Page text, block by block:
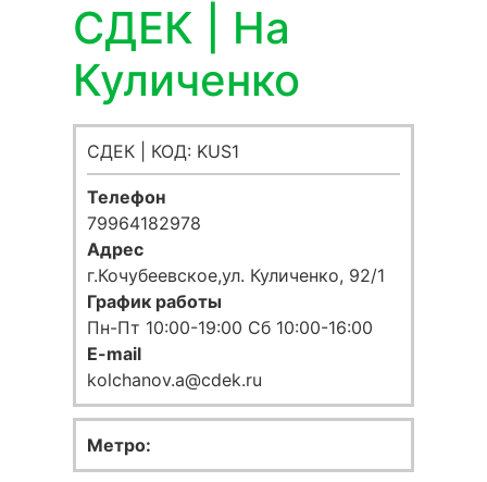
СДЕК | На
Куличенко
СДЕК | КОД: KUS1
Телефон
79964182978
Адрес
г.Кочубеевское,ул. Куличенко, 92/1
График работы
Пн-Пт 10:00-19:00 Сб 10:00-16:00
E-mail
kolchanov.a@cdek.ru
Метро: